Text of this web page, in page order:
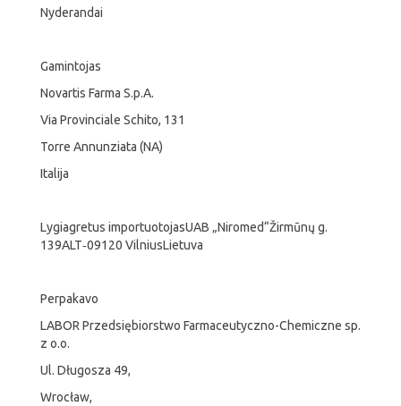
Nyderandai
Gamintojas
Novartis Farma S.p.A.
Via Provinciale Schito, 131
Torre Annunziata (NA)
Italija
Lygiagretus importuotojasUAB „Niromed“Žirmūnų g.
139ALT‑09120 VilniusLietuva
Perpakavo
LABOR Przedsiębiorstwo Farmaceutyczno-Chemiczne sp.
z o.o.
Ul. Długosza 49,
Wrocław,